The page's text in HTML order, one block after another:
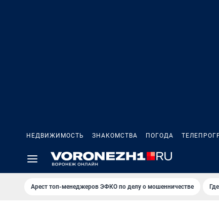
НЕДВИЖИМОСТЬ ЗНАКОМСТВА ПОГОДА
Арест топ-менеджеров ЭФКО по делу о мошенничестве